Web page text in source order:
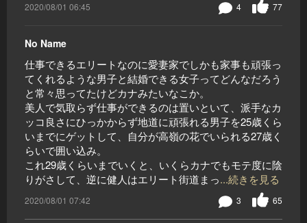
2020/08/01 06:45 77
4
No Name
仕事できるエリートなのに愛妻家でしかも家事も頑張っ
てくれるような男子と結婚できる女子ってどんなだろう
と常々思ってたけどカナみたいなこか。
美人で気取らず仕事ができるのは置いといて、派手なカ
ッコ良さにひっかからず地道に頑張れる男子を25歳くら
いまでにゲットして、自分が高嶺の花でいられる27歳く
らいで囲い込み。
これ29歳くらいまでいくと、いくらカナでもモテ度に陰
りがさして、逆に健人はエリート街道まっ...続きを見る
2020/08/01 07:42 65
3